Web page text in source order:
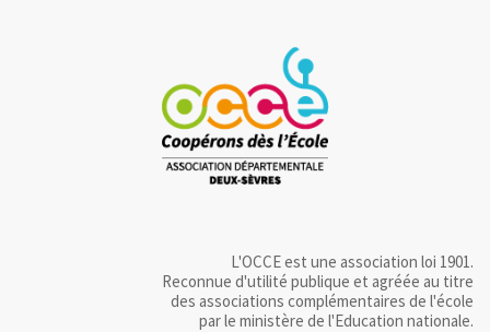
L'OCCE est une association loi 1901.
Reconnue d'utilité publique et agréée au titre
des associations complémentaires de l'école
par le ministère de l'Education nationale.